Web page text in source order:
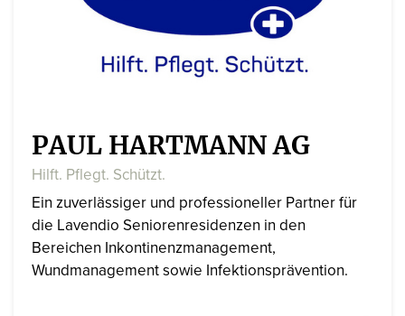
PAUL HARTMANN AG
Hilft. Pflegt. Schützt.
Ein zuverlässiger und professioneller Partner für
die Lavendio Seniorenresidenzen in den
Bereichen Inkontinenzmanagement,
Wundmanagement sowie Infektionsprävention.